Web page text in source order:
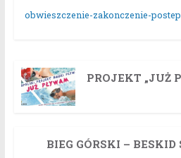
obwieszczenie-zakonczenie-
PROJEKT „JUŻ
BIEG GÓRSKI – BESKID